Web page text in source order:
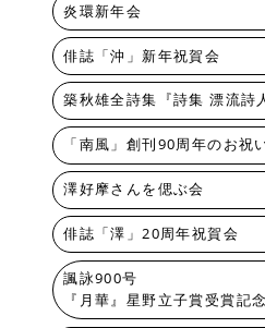
炎環新年会
俳誌「沖」新年祝賀会
築秋雄全詩集『詩集 漂流詩
「南風」創刊90周年のお祝
澤好摩さんを偲ぶ会
俳誌「澤」20周年祝賀会
諷詠900号
『月華』星野立子賞受賞記